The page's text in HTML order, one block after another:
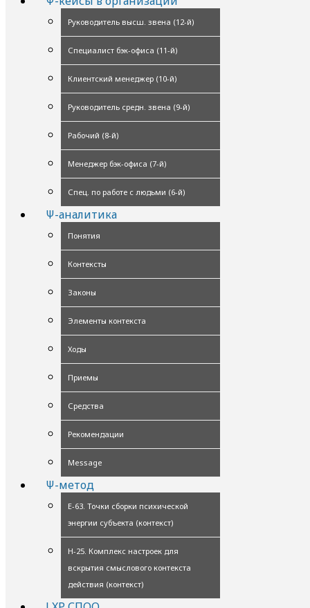
Руководитель высш. звена (12-й)
Специалист бэк-офиса (11-й)
Клиентский менеджер (10-й)
Руководитель средн. звена (9-й)
Рабочий (8-й)
Менеджер бэк-офиса (7-й)
Спец. по работе с людьми (6-й)
Ψ-аналитика
Понятия
Контексты
Законы
Элементы контекста
Ходы
Приемы
Средства
Рекомендации
Message
Ψ-метод
Е-63. Точки сборки психической
энергии субъекта (контекст)
Н-25. Комплекс настроек для
вскрытия смыслового контекста
действия (контекст)